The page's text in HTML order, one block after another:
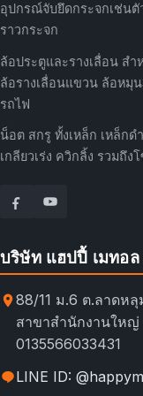
อุปกรณ์จับยึดกระจกเช่นตั
ราวกระจก
ล้อประตูและรางเลื่อน ส
ล้อรางเลื่อนแขวน ล้อหมุ
รถไฟ
น็อต สกรู ทั้งเหล็ก เหล็ก
เกลียวเร่ง ควิกลิ้ง รวมถึง
บริษัท แฮปปี้ เมทอ
88/11 ม.6 ต.ลาดห
สาขาสำนักงานใหญ่
0135566033431
LINE ID: @happym